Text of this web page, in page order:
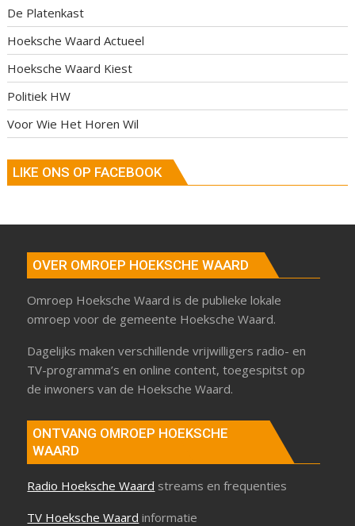
De Platenkast
Hoeksche Waard Actueel
Hoeksche Waard Kiest
Politiek HW
Voor Wie Het Horen Wil
LIKE ONS OP FACEBOOK
OVER OMROEP HOEKSCHE WAARD
Omroep Hoeksche Waard is de publieke lokale
omroep voor de gemeente Hoeksche Waard.
Dagelijks maken verschillende vrijwilligers radio- en
TV-programma’s en online content, toegespitst op
de inwoners van de Hoeksche Waard.
ONTVANG OMROEP HOEKSCHE
WAARD
Radio Hoeksche Waard streams en frequenties
TV Hoeksche Waard informatie